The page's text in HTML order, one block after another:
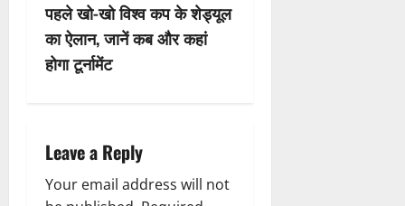
n
a
i
g
पहले खो-खो विश्व कप के शेड्यूल
का ऐलान, जानें कब और कहां
होगा टूर्नामेंट
Leave a Reply
Your email address will not